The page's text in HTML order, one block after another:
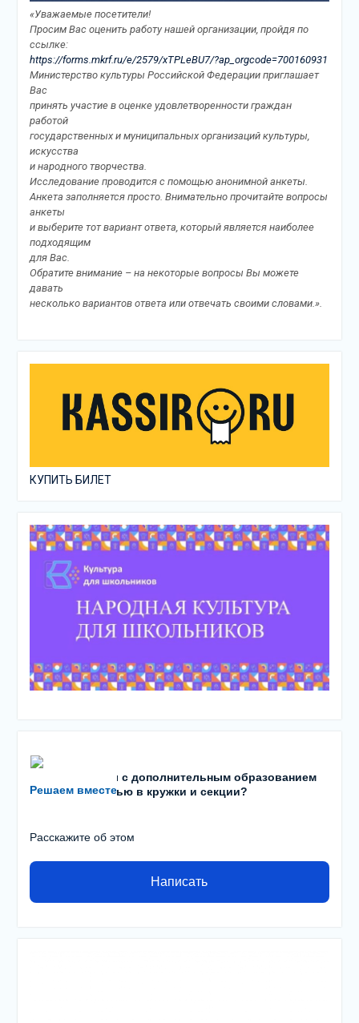
«Уважаемые посетители!
Просим Вас оценить работу нашей организации, пройдя по
ссылке:
https://forms.mkrf.ru/e/2579/xTPLeBU7/?ap_orgcode=700160931
Министерство культуры Российской Федерации приглашает
Вас
принять участие в оценке удовлетворенности граждан
работой
государственных и муниципальных организаций культуры,
искусства
и народного творчества.
Исследование проводится с помощью анонимной анкеты.
Анкета заполняется просто. Внимательно прочитайте вопросы
анкеты
и выберите тот вариант ответа, который является наиболее
подходящим
для Вас.
Обратите внимание – на некоторые вопросы Вы можете
давать
несколько вариантов ответа или отвечать своими словами.».
КУПИТЬ БИЛЕТ
Решаем вместе
Есть проблемы с дополнительным образованием
детей? С записью в кружки и секции?
Расскажите об этом
Написать